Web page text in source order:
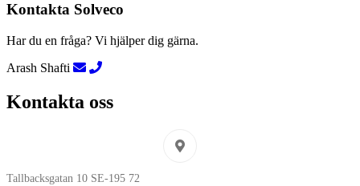
Kontakta Solveco
Har du en fråga? Vi hjälper dig gärna.
Arash Shafti
Kontakta oss
Tallbacksgatan 10 SE-195 72